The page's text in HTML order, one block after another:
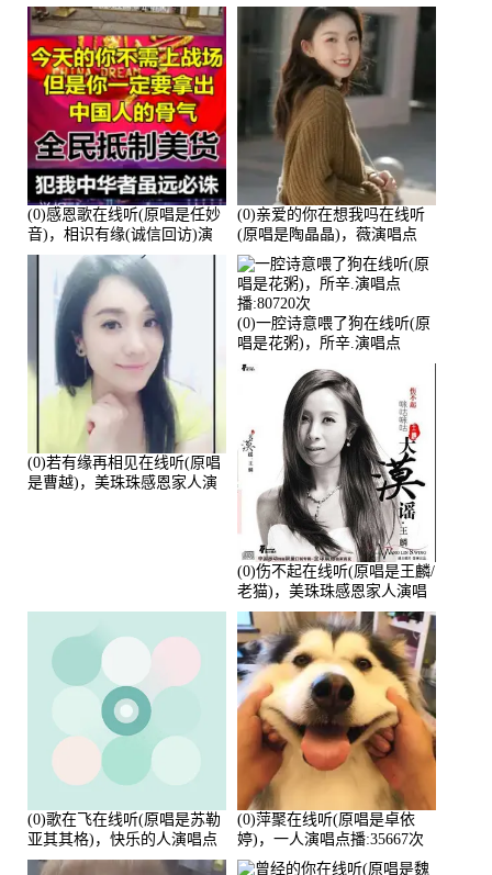
(0)感恩歌在线听(原唱是任妙
音)，相识有缘(诚信回访)演
唱点播:161288次
(0)亲爱的你在想我吗在线听
(原唱是陶晶晶)，薇演唱点
播:159722次
(0)若有缘再相见在线听(原唱
是曹越)，美珠珠感恩家人演
(0)一腔诗意喂了狗在线听(原
唱是花粥)，所辛.演唱点
播:80720次
(0)伤不起在线听(原唱是王麟/
老猫)，美珠珠感恩家人演唱
点播:80218次
(0)歌在飞在线听(原唱是苏勒
亚其其格)，快乐的人演唱点
播:36次
(0)萍聚在线听(原唱是卓依
婷)，一人演唱点播:35667次